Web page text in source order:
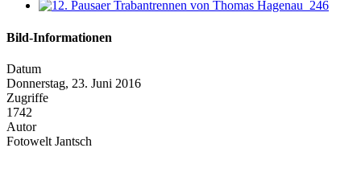
Bild-Informationen
Datum
Donnerstag, 23. Juni 2016
Zugriffe
1742
Autor
Fotowelt Jantsch